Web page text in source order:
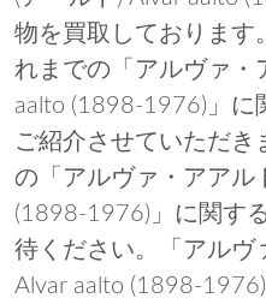
物を買取しております
れまでの「アルヴァ・
aalto (1898-1976)」に
ご紹介させていただき
の「アルヴァ・アアル
(1898-1976)」に関す
待ください。「アルヴ
Alvar aalto (1898-